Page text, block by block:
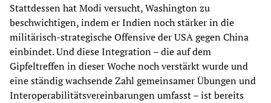
Stattdessen hat Modi versucht, Washington zu
beschwichtigen, indem er Indien noch stärker in die
militärisch-strategische Offensive der USA gegen China
einbindet. Und diese Integration – die auf dem
Gipfeltreffen in dieser Woche noch verstärkt wurde und
eine ständig wachsende Zahl gemeinsamer Übungen und
Interoperabilitätsvereinbarungen umfasst – ist bereits